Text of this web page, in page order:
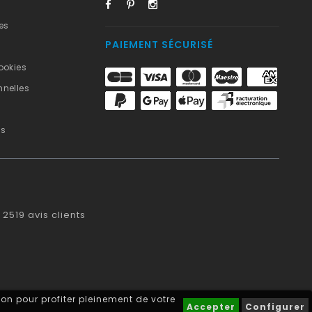
pour profiter pleinement de votre
Accepter Configurer
PAIEMENT SÉCURISÉ
2519 avis clients